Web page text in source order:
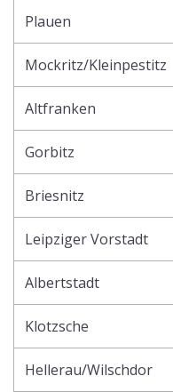
Plauen
Mockritz/Kleinpestitz
Altfranken
Gorbitz
Briesnitz
Leipziger Vorstadt
Albertstadt
Klotzsche
Hellerau/Wilschdor